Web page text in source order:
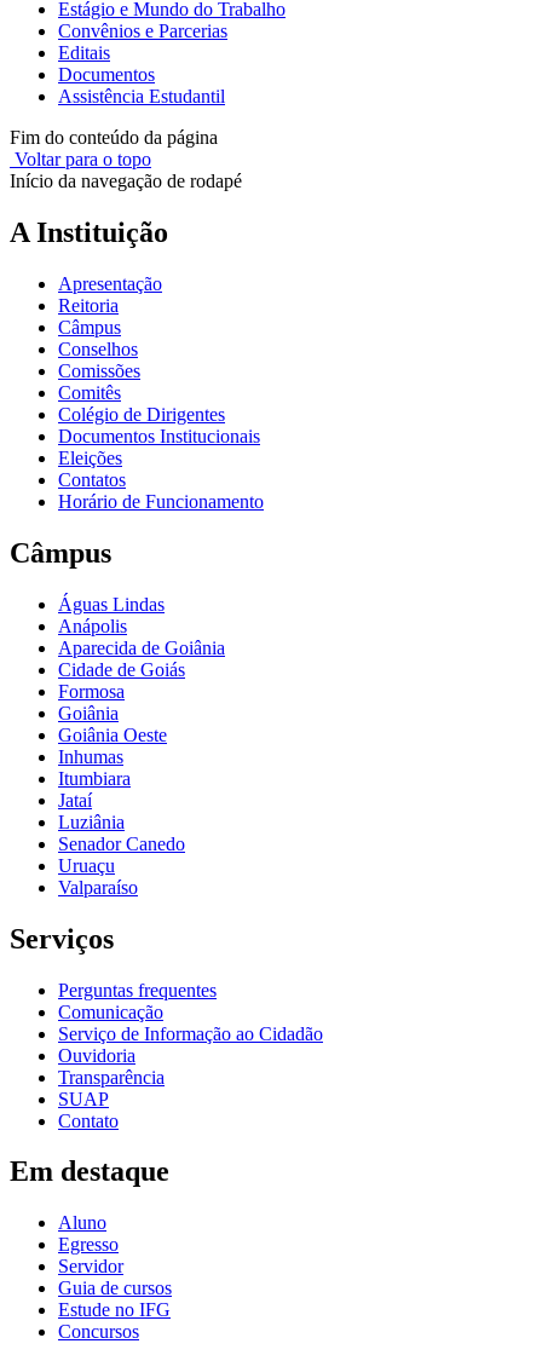
Estágio e Mundo do Trabalho
Convênios e Parcerias
Editais
Documentos
Assistência Estudantil
Fim do conteúdo da página
Voltar para o topo
Início da navegação de rodapé
A Instituição
Apresentação
Reitoria
Câmpus
Conselhos
Comissões
Comitês
Colégio de Dirigentes
Documentos Institucionais
Eleições
Contatos
Horário de Funcionamento
Câmpus
Águas Lindas
Anápolis
Aparecida de Goiânia
Cidade de Goiás
Formosa
Goiânia
Goiânia Oeste
Inhumas
Itumbiara
Jataí
Luziânia
Senador Canedo
Uruaçu
Valparaíso
Serviços
Perguntas frequentes
Comunicação
Serviço de Informação ao Cidadão
Ouvidoria
Transparência
SUAP
Contato
Em destaque
Aluno
Egresso
Servidor
Guia de cursos
Estude no IFG
Concursos